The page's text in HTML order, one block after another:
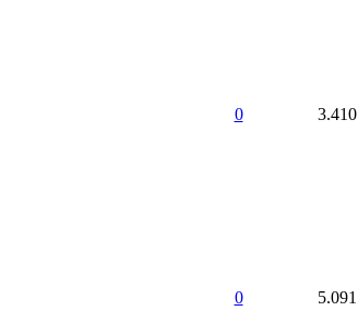
0 3.410
0 5.091